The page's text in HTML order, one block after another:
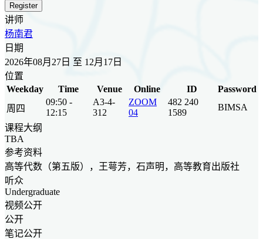
Register
讲师
杨南君
日期
2026年08月27日 至 12月17日
位置
Weekday
Time Venue Online ID
Password
周四
09:50 -
12:15
A3-4-
312
ZOOM
04
482 240
1589
BIMSA
课程大纲
TBA
参考资料
高等代数（第五版），王萼芳，石声明，高等教育出版社
听众
Undergraduate
视频公开
公开
笔记公开